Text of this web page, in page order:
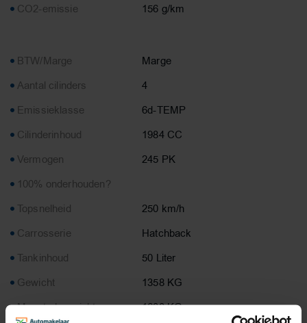
CO2-emissie
156 g/km
BTW/Marge
Marge
Aantal cilinders
4
Emissieklasse
6d-TEMP
Cilinderinhoud
1984 CC
Vermogen
245 PK
100% onderhouden?
Topsnelheid
250 km/h
Carrosserie
Hatchback
Tankinhoud
50 Liter
Gewicht
1358 KG
Max. trekgewicht
1600 KG